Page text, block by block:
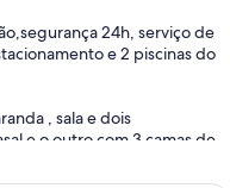
24h, serviço de
e 2 piscinas do
, sala e dois
e o outro com 3 camas de
, há um salão de jogos